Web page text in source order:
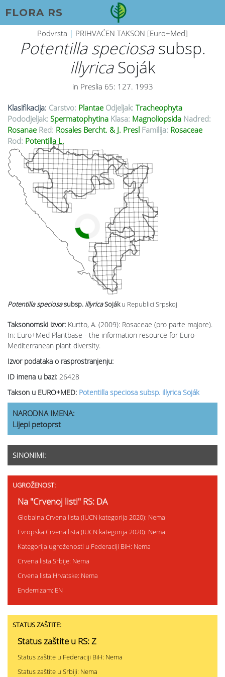
FLORA RS
Podvrsta | PRIHVAĆEN TAKSON [Euro+Med]
Potentilla speciosasubsp.
illyricaSoják
in Preslia 65: 127. 1993
Klasifikacija: Carstvo: Plantae Odjeljak: Tracheophyta
Pododjeljak: Spermatophytina Klasa: Magnoliopsida Nadred:
Rosanae Red: Rosales Bercht. & J. Presl Familija: Rosaceae
Rod: Potentilla L.
Taksonomski izvor: Kurtto, A. (2009): Rosaceae (pro parte majore).
In: Euro+Med Plantbase - the information resource for Euro-
Mediterranean plant diversity.
Izvor podataka o rasprostranjenju:
ID imena u bazi: 26428
Takson u EURO+MED: Potentilla speciosa subsp. illyrica Soják
Potentilla speciosasubsp. illyricaSoják u Republici Srpskoj
NARODNA IMENA:
Lijepi petoprst
SINONIMI:
UGROŽENOST:
Na "Crvenoj listi" RS: DA
Globalna Crvena lista (IUCN kategorija 2020): Nema
Evropska Crvena lista (IUCN kategorija 2020): Nema
Kategorija ugroženosti u Federaciji BiH: Nema
Crvena lista Srbije: Nema
Crvena lista Hrvatske: Nema
Endemizam: EN
STATUS ZAŠTITE:
Status zaštite u RS: Z
Status zaštite u Federaciji BiH: Nema
Status zaštite u Srbiji: Nema